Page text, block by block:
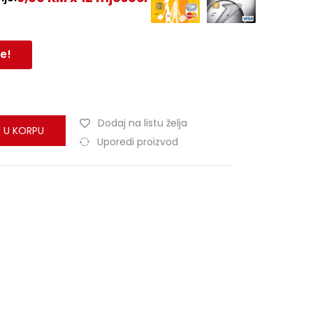
KORPU
Dodaj na listu želja
Uporedi proizvod